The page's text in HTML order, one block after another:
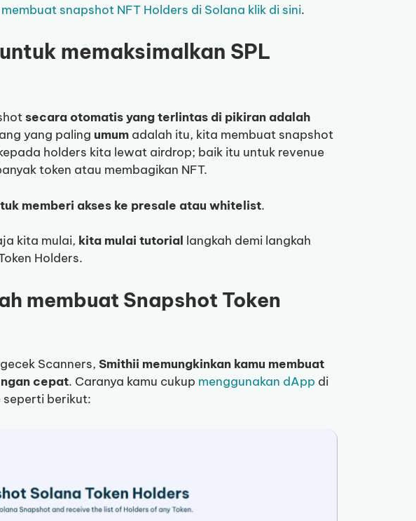
snapshot NFT Holders di Solana klik di sini.
memaksimalkan SPL
secara otomatis yang terlintas di pikiran adalah
yang paling umum adalah itu, kita membuat snapshot
holders kita lewat airdrop; baik itu untuk revenue
token atau membagikan NFT.
memberi akses ke presale atau whitelist.
kita mulai, kita mulai tutorial langkah demi langkah
Holders.
membuat Snapshot Token
Scanners,Smithii memungkinkan kamu membuat
cepat. Caranya kamu cukup menggunakan dApp di
seperti berikut: